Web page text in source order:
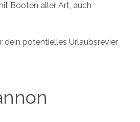
Booten aller Art, auch
dein potentielles Urlaubsrevier